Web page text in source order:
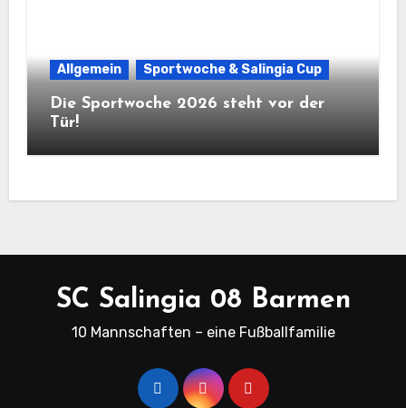
Allgemein Sportwoche & Salingia Cup
Die Sportwoche 2026 steht vor der
Tür!
SC Salingia 08 Barmen
10 Mannschaften – eine Fußballfamilie